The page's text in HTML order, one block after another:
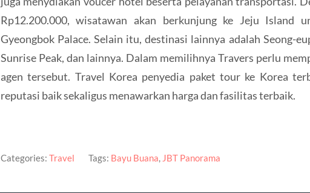
Rp12.200.000, wisatawan akan berkunjung ke Jeju Island
Gyeongbok Palace. Selain itu, destinasi lainnya adalah Seong-
Sunrise Peak, dan lainnya. Dalam memilihnya Travers perlu
agen tersebut. Travel Korea penyedia paket tour ke Korea
reputasi baik sekaligus menawarkan harga dan fasilitas terbaik.
Categories: Travel Tags: Bayu Buana, JBT Panorama